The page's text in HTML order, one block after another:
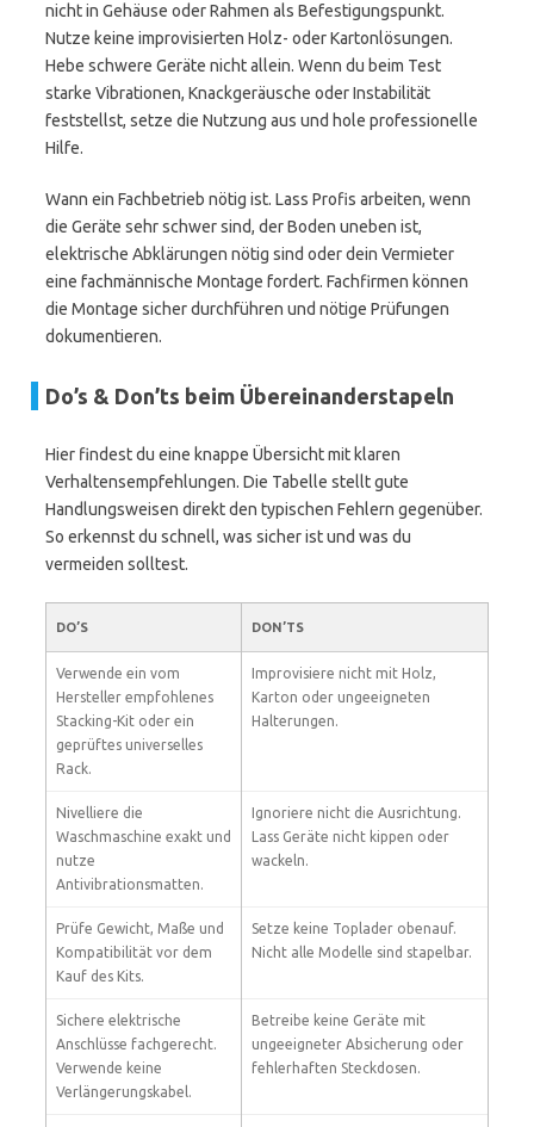
nicht in Gehäuse oder Rahmen als Befestigungspunkt.
Nutze keine improvisierten Holz- oder Kartonlösungen.
Hebe schwere Geräte nicht allein. Wenn du beim Test
starke Vibrationen, Knackgeräusche oder Instabilität
feststellst, setze die Nutzung aus und hole professionelle
Hilfe.
Wann ein Fachbetrieb nötig ist. Lass Profis arbeiten, wenn
die Geräte sehr schwer sind, der Boden uneben ist,
elektrische Abklärungen nötig sind oder dein Vermieter
eine fachmännische Montage fordert. Fachfirmen können
die Montage sicher durchführen und nötige Prüfungen
dokumentieren.
Do’s & Don’ts beim Übereinanderstapeln
Hier findest du eine knappe Übersicht mit klaren
Verhaltensempfehlungen. Die Tabelle stellt gute
Handlungsweisen direkt den typischen Fehlern gegenüber.
So erkennst du schnell, was sicher ist und was du
vermeiden solltest.
DO’S DON’TS
Verwende ein vom
Hersteller empfohlenes
Stacking-Kit oder ein
geprüftes universelles
Rack.
Improvisiere nicht mit Holz,
Karton oder ungeeigneten
Halterungen.
Nivelliere die
Waschmaschine exakt und
nutze
Antivibrationsmatten.
Ignoriere nicht die Ausrichtung.
Lass Geräte nicht kippen oder
wackeln.
Prüfe Gewicht, Maße und
Kompatibilität vor dem
Kauf des Kits.
Setze keine Toplader obenauf.
Nicht alle Modelle sind stapelbar.
Sichere elektrische
Anschlüsse fachgerecht.
Verwende keine
Verlängerungskabel.
Betreibe keine Geräte mit
ungeeigneter Absicherung oder
fehlerhaften Steckdosen.